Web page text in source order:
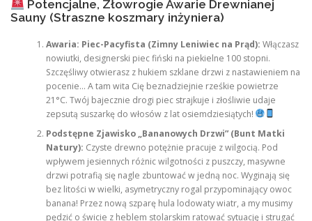
Potencjalne, Złowrogie Awarie Drewnianej
Sauny (Straszne koszmary inżyniera)
Awaria: Piec-Pacyfista (Zimny Leniwiec na Prąd): Włączasz
nowiutki, designerski piec fiński na piekielne 100 stopni.
Szczęśliwy otwierasz z hukiem szklane drzwi z nastawieniem na
pocenie… A tam wita Cię beznadziejnie rześkie powietrze
21°C. Twój bajecznie drogi piec strajkuje i złośliwie udaje
zepsutą suszarkę do włosów z lat osiemdziesiątych!
Podstępne Zjawisko „Bananowych Drzwi” (Bunt Matki
Natury): Czyste drewno potężnie pracuje z wilgocią. Pod
wpływem jesiennych różnic wilgotności z puszczy, masywne
drzwi potrafią się nagle zbuntować w jedną noc. Wyginają się
bez litości w wielki, asymetryczny rogal przypominający owoc
banana! Przez nową szparę hula lodowaty wiatr, a my musimy
pędzić o świcie z heblem stolarskim ratować sytuację i strugać